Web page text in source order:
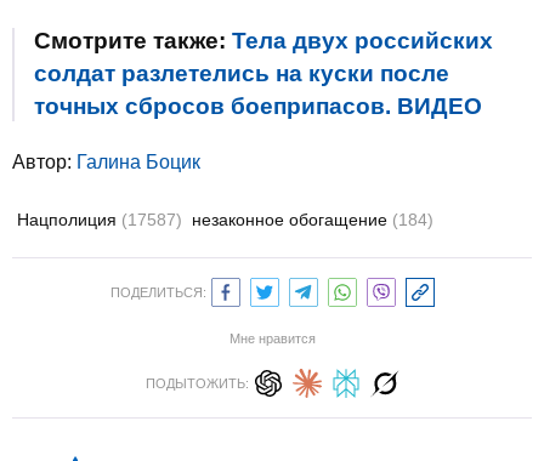
Смотрите также: Тела двух российских
солдат разлетелись на куски после
точных сбросов боеприпасов. ВИДЕО
Автор: Галина Боцик
Нацполиция (17587) незаконное обогащение (184)
ПОДЕЛИТЬСЯ:
Мне нравится
ПОДЫТОЖИТЬ: